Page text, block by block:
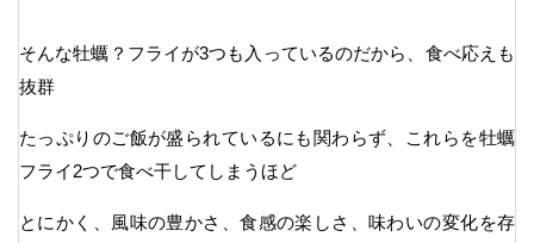
そんな牡蠣？フライが3つも入っているのだから、食べ応えも
抜群
たっぷりのご飯が盛られているにも関わらず、これらを牡蠣
フライ2つで食べ干してしまうほど
とにかく、風味の豊かさ、食感の楽しさ、味わいの変化を存